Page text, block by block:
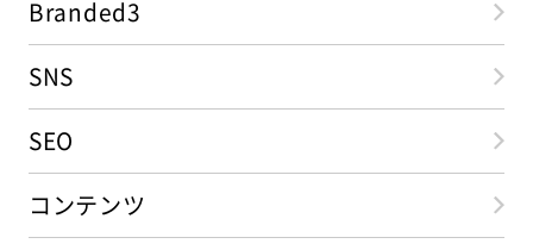
Branded3
SNS
SEO
コンテンツ